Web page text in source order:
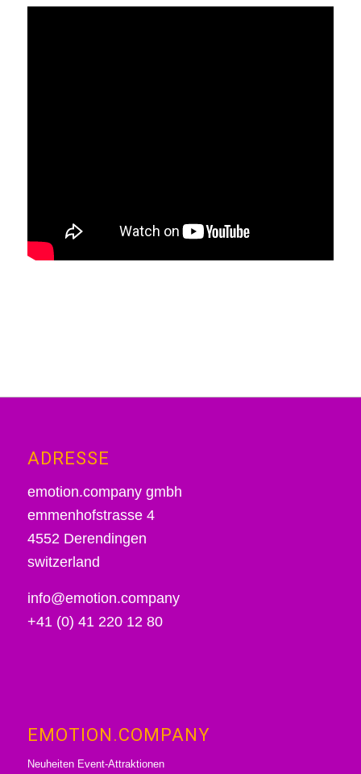
ADRESSE
emotion.company gmbh
emmenhofstrasse 4
4552 Derendingen
switzerland
info@emotion.company
+41 (0) 41 220 12 80
EMOTION.COMPANY
Neuheiten Event-Attraktionen